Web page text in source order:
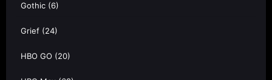
Gothic (6)
Grief (24)
HBO GO (20)